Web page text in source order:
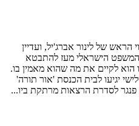
של לינור אברג'יל, ועדיין
המשפט הישראלי מעז להתבטא
לקיים את מה שהוא מאמין בו.
יגיעו לבית הכנסת 'אור תורה'
פנגר לסדרת הרצאות מרתקת ביו...